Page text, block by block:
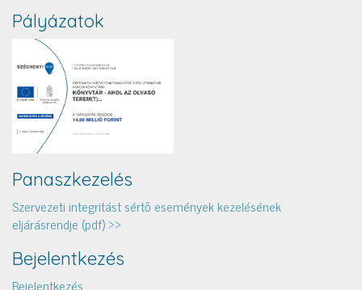
Pályázatok
Panaszkezelés
Szervezeti integritást sértő események kezelésének
eljárásrendje (pdf) >>
Bejelentkezés
Bejelentkezés